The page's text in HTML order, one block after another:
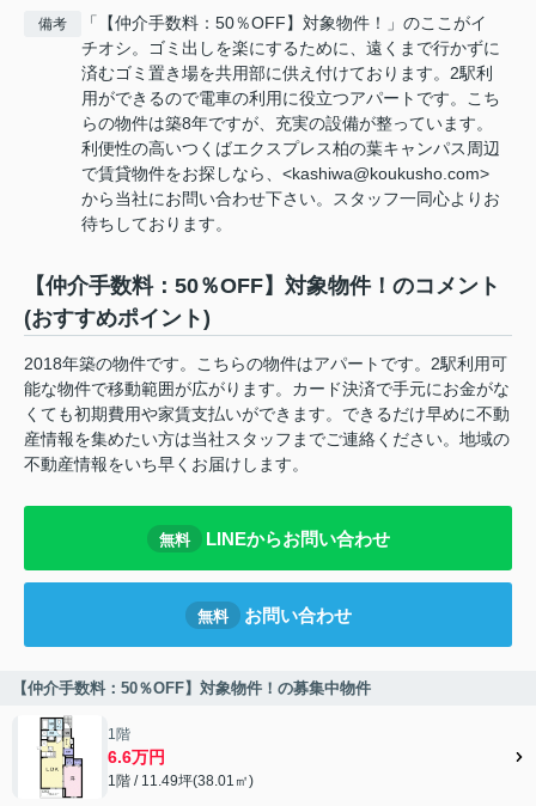
備考
「【仲介手数料：50％OFF】対象物件！」のここがイ
チオシ。ゴミ出しを楽にするために、遠くまで行かずに
済むゴミ置き場を共用部に供え付けております。2駅利
用ができるので電車の利用に役立つアパートです。こち
らの物件は築8年ですが、充実の設備が整っています。
利便性の高いつくばエクスプレス柏の葉キャンパス周辺
で賃貸物件をお探しなら、<kashiwa@koukusho.com>
から当社にお問い合わせ下さい。スタッフ一同心よりお
待ちしております。
【仲介手数料：50％OFF】対象物件！のコメント
(おすすめポイント)
2018年築の物件です。こちらの物件はアパートです。2駅利用可
能な物件で移動範囲が広がります。カード決済で手元にお金がな
くても初期費用や家賃支払いができます。できるだけ早めに不動
産情報を集めたい方は当社スタッフまでご連絡ください。地域の
不動産情報をいち早くお届けします。
無料 LINEからお問い合わせ
無料 お問い合わせ
【仲介手数料：50％OFF】対象物件！の募集中物件
1階
6.6万円
1階 / 11.49坪(38.01㎡)